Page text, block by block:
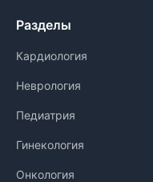
Разделы
Кардиология
Неврология
Педиатрия
Гинекология
Онкология